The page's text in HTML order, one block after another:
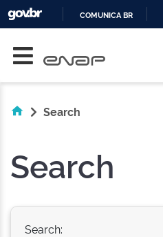
COMUNICA BR
Search
Search
Search: